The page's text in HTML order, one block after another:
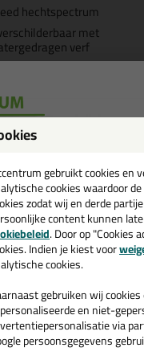
hechtspectrum
met
verf
Omschrijving
de Polymer Color
je meer weten over de
gebruikt cookies en
cookies waardoor
zodat wij en derde
content kunnen
. Door op "Cookies
Indien je kiest voor
cookies.
gebruiken wij
en niet-
via
persoonsgegevens
💚
en ontvang een
€35,-bij je eerste bestelling!
de actiecode ›